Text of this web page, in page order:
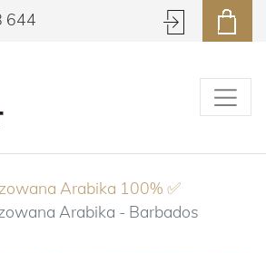
644
Arabika 100% ✅
Arabika - Barbados